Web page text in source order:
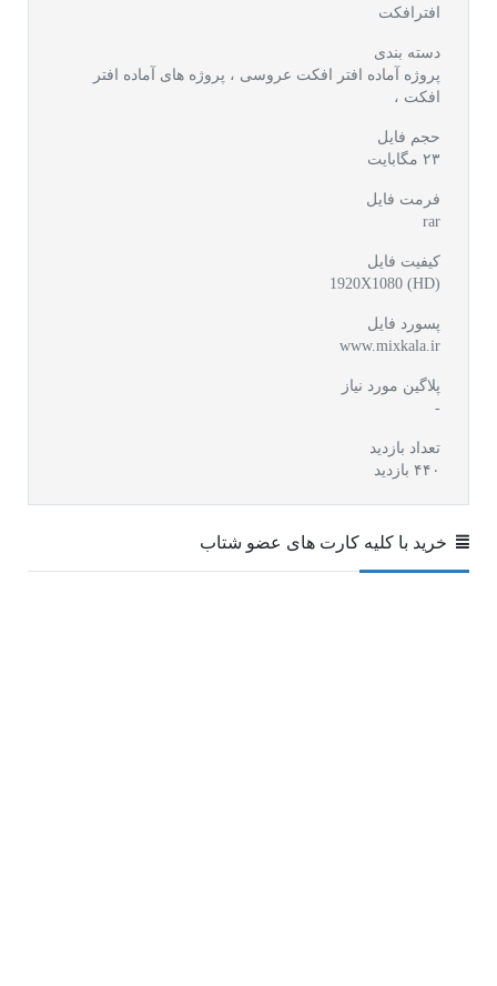
افترافکت
دسته بندی
پروژه آماده افتر افکت عروسی ، پروژه های آماده افتر
افکت ،
حجم فایل
۲۳ مگابایت
فرمت فایل
rar
کیفیت فایل
(1920X1080 (HD
پسورد فایل
www.mixkala.ir
پلاگین مورد نیاز
-
تعداد بازدید
۴۴۰ بازدید
خرید با کلیه کارت های عضو شتاب